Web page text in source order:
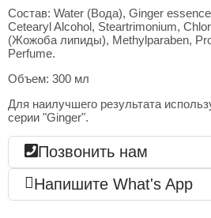
Состав: Water (Вода), Ginger
Cetearyl Alcohol, Steartrimonium,
(Жожоба липиды), Methylparaben,
Perfume.
Объем: 300 мл
Для наилучшего результата
серии "Ginger".
Позвонить нам
Напишите What's App